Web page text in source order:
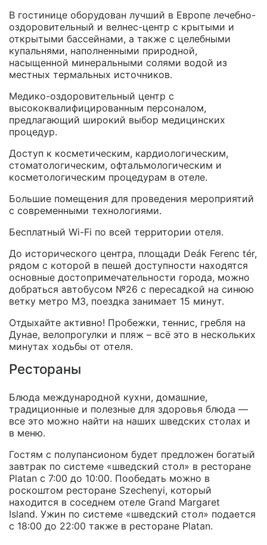
В гостинице оборудован лучший в Европе лечебно-
оздоровительный и велнес-центр с крытыми и
открытыми бассейнами, а также с целебными
купальнями, наполненными природной,
насыщенной минеральными солями водой из
местных термальных источников.
Медико-оздоровительный центр с
высококвалифицированным персоналом,
предлагающий широкий выбор медицинских
процедур.
Доступ к косметическим, кардиологическим,
стоматологическим, офтальмологическим и
косметологическим процедурам в отеле.
Большие помещения для проведения мероприятий
с современными технологиями.
Бесплатный Wi-Fi по всей территории отеля.
До исторического центра, площади Deák Ferenc tér,
рядом с которой в пешей доступности находятся
основные достопримечательности города, можно
добраться автобусом №26 с пересадкой на синюю
ветку метро М3, поездка занимает 15 минут.
Отдыхайте активно! Пробежки, теннис, гребля на
Дунае, велопрогулки и пляж – всё это в нескольких
минутах ходьбы от отеля.
Рестораны
Блюда международной кухни, домашние,
традиционные и полезные для здоровья блюда —
все это можно найти на наших шведских столах и
в меню.
Гостям с полупансионом будет предложен богатый
завтрак по системе «шведский стол» в ресторане
Platan с 7:00 до 10:00. Пообедать можно в
роскоштом ресторане Szechenyi, который
находится в соседнем отеле Grand Margaret
Island. Ужин по системе «шведский стол» подается
с 18:00 до 22:00 также в ресторане Platan.